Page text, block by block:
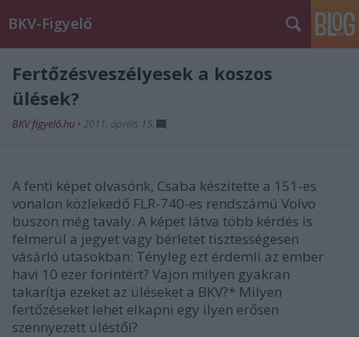
BKV-Figyelő
Fertőzésveszélyesek a koszos
ülések?
BKV figyelő.hu • 2011. április 15.
A fenti képet olvasónk, Csaba készítette a 151-es
vonalon közlekedő FLR-740-es rendszámú Volvo
buszon még tavaly. A képet látva több kérdés is
felmerül a jegyet vagy bérletet tisztességesen
vásárló utasokban: Tényleg ezt érdemli az ember
havi 10 ezer forintért? Vajon milyen gyakran
takarítja ezeket az üléseket a BKV?* Milyen
fertőzéseket lehet elkapni egy ilyen erősen
szennyezett üléstől?